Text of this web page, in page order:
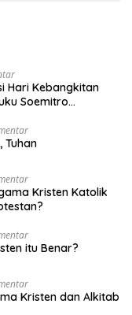
Hari Kebangkitan
Soemitro
Nasional
Nasional dan
Tuhan
Kristen Katolik
itu Benar?
Kristen dan Alkitab